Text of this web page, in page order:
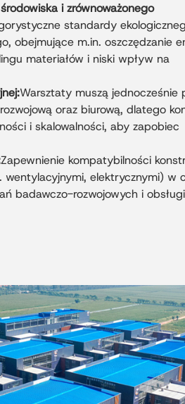
i zrównoważonego
standardy
obejmujące m.in. oszczędzanie
materiałów i niski wpływ na
Warsztaty muszą jednocześnie
oraz biurową, dlatego
i skalowalności, aby zapobiec
Zapewnienie kompatybilności
wentylacyjnymi, elektrycznymi) w
badawczo-rozwojowych i obsługi